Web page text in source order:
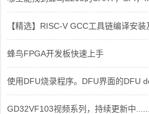
【精选】RISC-V GCC工具链编译安
蜂鸟FPGA开发板快速上手
使用DFU烧录程序。DFU界面的DFU
GD32VF103视频系列，持续更新中......